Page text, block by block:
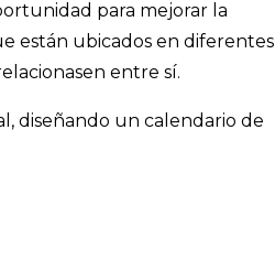
para mejorar la
están ubicados en diferentes
entre sí.
diseñando un calendario de